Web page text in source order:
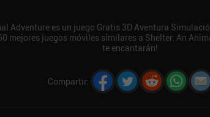
Adventure es un juego Gratis 3D Aventura
mejores juegos móviles similares a Shelter: An
te encantarán!
Compartir: